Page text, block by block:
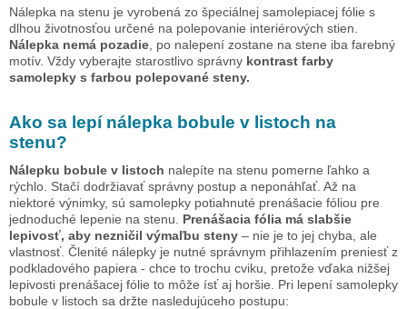
Nálepka na stenu je vyrobená zo špeciálnej samolepiacej fólie s
dlhou životnosťou určené na polepovanie interiérových stien.
Nálepka nemá pozadie , po nalepení zostane na stene iba farebný
motív. Vždy vyberajte starostlivo správny kontrast farby
samolepky s farbou polepované steny.
Ako sa lepí nálepka bobule v listoch na
stenu?
Nálepku bobule v listoch nalepíte na stenu pomerne ľahko a
rýchlo. Stačí dodržiavať správny postup a neponáhľať. Až na
niektoré výnimky, sú samolepky potiahnuté prenášacie fóliou pre
jednoduché lepenie na stenu. Prenášacia fólia má slabšie
lepivosť, aby nezničil výmaľbu steny – nie je to jej chyba, ale
vlastnosť. Členité nálepky je nutné správnym přihlazením preniesť z
podkladového papiera - chce to trochu cviku, pretože vďaka nižšej
lepivosti prenášacej fólie to môže ísť aj horšie. Pri lepení samolepky
bobule v listoch sa držte nasledujúceho postupu: